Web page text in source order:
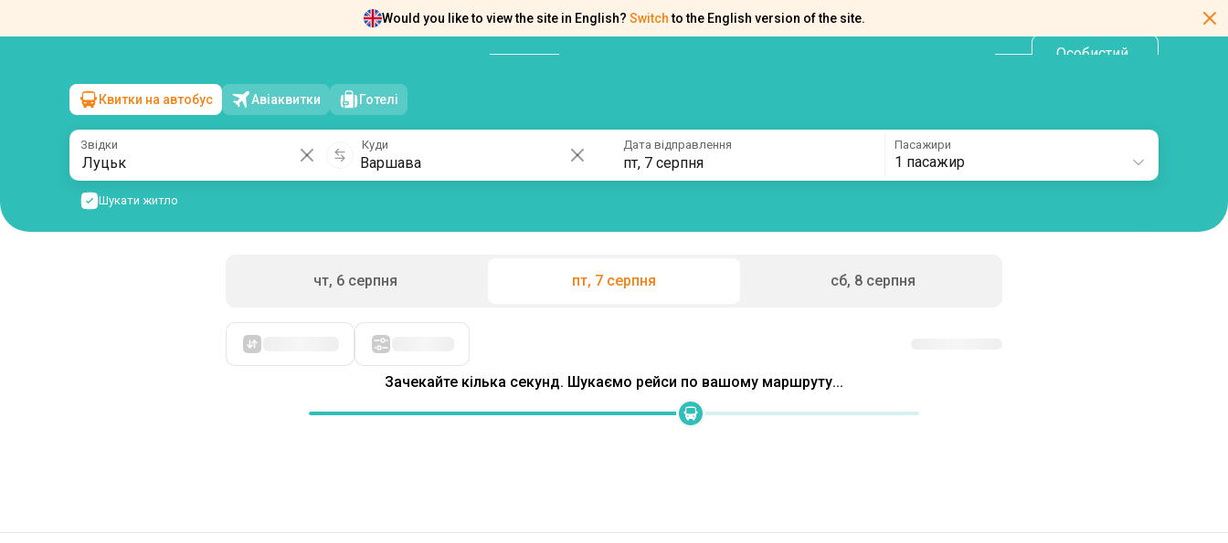
Would you like to view the site in English? Switch to the English version of the site.
Особистий
Луцьк→Варшава
пт, 7 серпня/1 пасажир
Квитки на автобус Авіаквитки Готелі
Звідки Куди Дата відправлення
пт, 7 серпня
Пасажири
1 пасажир
Шукати житло
чт, 6 серпня пт, 7 серпня сб, 8 серпня
Спочатку дешеві